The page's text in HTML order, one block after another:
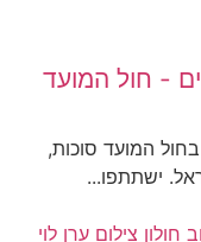
- חול המועד
המועד סוכות,
ישתתפו...